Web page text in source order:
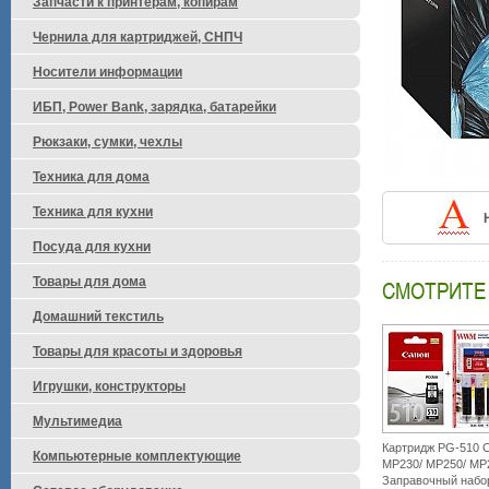
Картридж PG-510
MP230/ MP250/
Заправочный
Чернила для картриджей, СНПЧ
Носители информации
ИБП, Power Bank, зарядка, батарейки
Рюкзаки, сумки, чехлы
Техника для дома
Техника для кухни
Посуда для кухни
Товары для дома
Домашний текстиль
Товары для красоты и здоровья
Игрушки, конструкторы
Мультимедиа
Компьютерные комплектующие